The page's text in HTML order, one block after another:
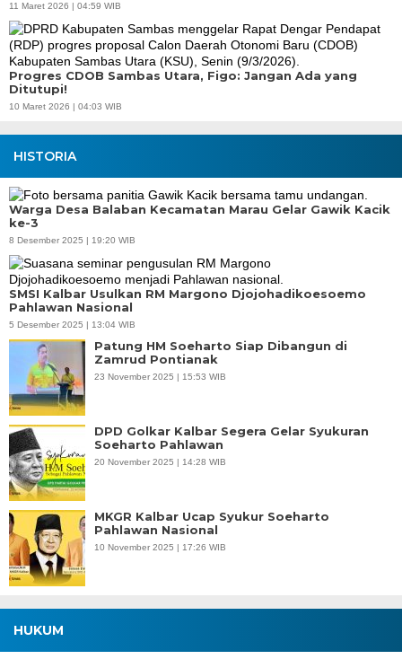
11 Maret 2026 | 04:59 WIB
Progres CDOB Sambas Utara, Figo: Jangan Ada yang
Ditutupi!
10 Maret 2026 | 04:03 WIB
HISTORIA
Warga Desa Balaban Kecamatan Marau Gelar Gawik Kacik
ke-3
8 Desember 2025 | 19:20 WIB
SMSI Kalbar Usulkan RM Margono Djojohadikoesoemo
Pahlawan Nasional
5 Desember 2025 | 13:04 WIB
Patung HM Soeharto Siap Dibangun di
Zamrud Pontianak
23 November 2025 | 15:53 WIB
DPD Golkar Kalbar Segera Gelar Syukuran
Soeharto Pahlawan
20 November 2025 | 14:28 WIB
MKGR Kalbar Ucap Syukur Soeharto
Pahlawan Nasional
10 November 2025 | 17:26 WIB
HUKUM